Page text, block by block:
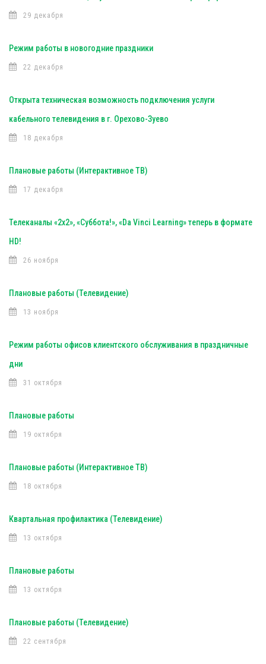
29 декабря
Режим работы в новогодние праздники
22 декабря
Открыта техническая возможность подключения услуги
кабельного телевидения в г. Орехово-Зуево
18 декабря
Плановые работы (Интерактивное ТВ)
17 декабря
Телеканалы «2х2», «Суббота!», «Da Vinci Learning» теперь в формате
HD!
26 ноября
Плановые работы (Телевидение)
13 ноября
Режим работы офисов клиентского обслуживания в праздничные
дни
31 октября
Плановые работы
19 октября
Плановые работы (Интерактивное ТВ)
18 октября
Квартальная профилактика (Телевидение)
13 октября
Плановые работы
13 октября
Плановые работы (Телевидение)
22 сентября